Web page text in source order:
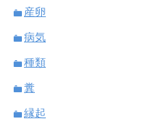
産卵
病気
種類
糞
縁起